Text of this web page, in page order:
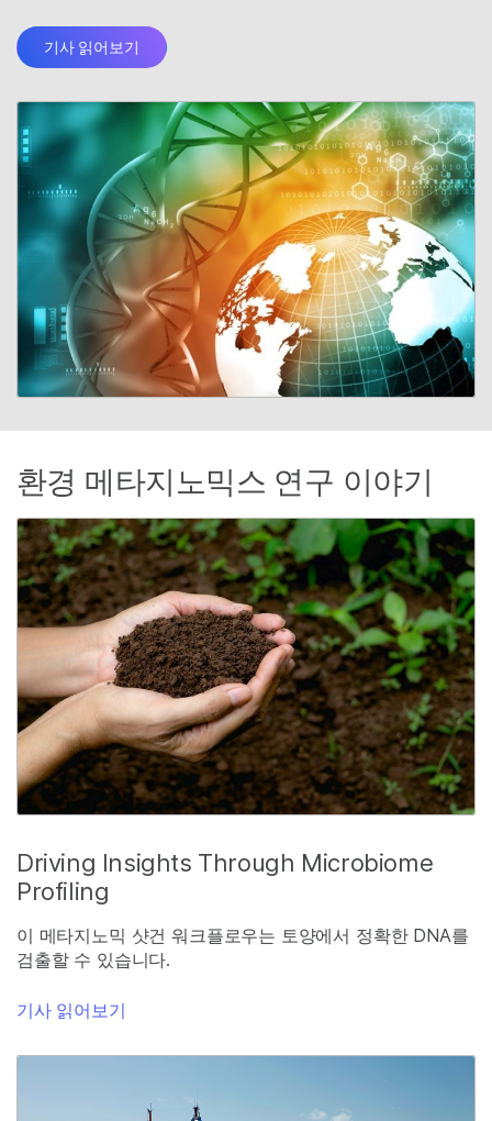
기사 읽어보기
환경 메타지노믹스 연구 이야기
Driving Insights Through Microbiome
Profiling
이 메타지노믹 샷건 워크플로우는 토양에서 정확한 DNA를
검출할 수 있습니다.
기사 읽어보기